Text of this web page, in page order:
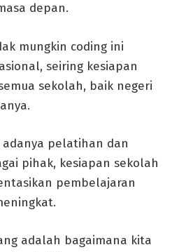
depan.
mungkin coding ini
seiring kesiapan
sekolah, baik negeri
pelatihan dan
pihak, kesiapan sekolah
pembelajaran
adalah bagaimana kita